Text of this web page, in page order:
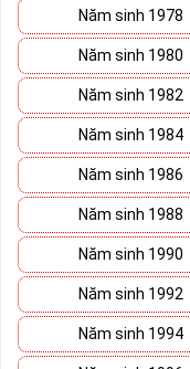
09 Giảm Giá
Cách Chọn
Thủy Cho
Chọn sim số đẹp cho
cao là bạn chọn mỗi
tương ứng, chọn sim
kích Tài đón Lộc,
Năm sinh 1978
Năm sinh 1980
Năm sinh 1982
Năm sinh 1984
Năm sinh 1986
Năm sinh 1988
Năm sinh 1990
Năm sinh 1992
Năm sinh 1994